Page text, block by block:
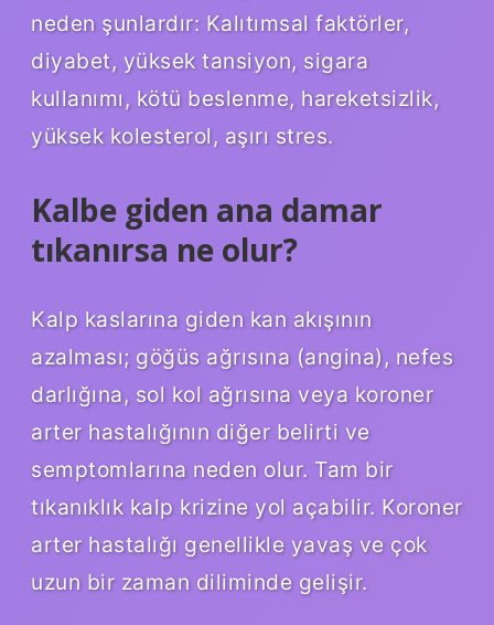
neden şunlardır: Kalıtımsal faktörler,
diyabet, yüksek tansiyon, sigara
kullanımı, kötü beslenme, hareketsizlik,
yüksek kolesterol, aşırı stres.
Kalbe giden ana damar
tıkanırsa ne olur?
Kalp kaslarına giden kan akışının
azalması; göğüs ağrısına (angina), nefes
darlığına, sol kol ağrısına veya koroner
arter hastalığının diğer belirti ve
semptomlarına neden olur. Tam bir
tıkanıklık kalp krizine yol açabilir. Koroner
arter hastalığı genellikle yavaş ve çok
uzun bir zaman diliminde gelişir.